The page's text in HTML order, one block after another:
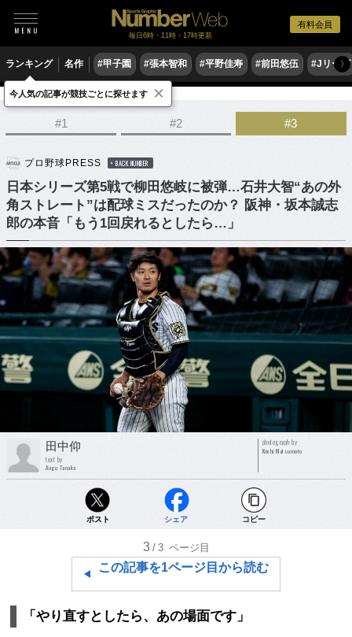
有料会員
毎日6時・11時・17時更新
ランキング 名作 #甲子園 #張本智和 #平野佳寿 #前田悠伍 #Jリーグ
〉
野球 プロ野球
#1 #2 #3
プロ野球PRESS BACK NUMBER
日本シリーズ第5戦で柳田悠岐に被弾…石井大智“あの外
角ストレート”は配球ミスだったのか？ 阪神・坂本誠志
郎の本音「もう1回戻れるとしたら…」
田中仰
text by
Aogu Tanaka
photograph by
Kiichi Matsumoto
ポスト シェア コピー
3 /3 ページ目
この記事を1ページ目から読む
「やり直すとしたら、あの場面です」
今人気の記事が競技ごとに探せます ×